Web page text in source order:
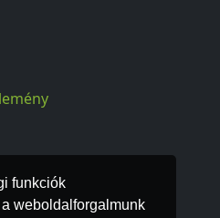
funkciók
weboldalforgalmunk